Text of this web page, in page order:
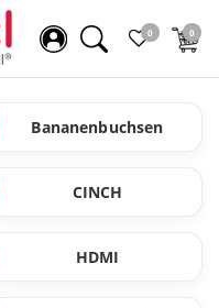
0 0
Bananenbuchsen
CINCH
HDMI